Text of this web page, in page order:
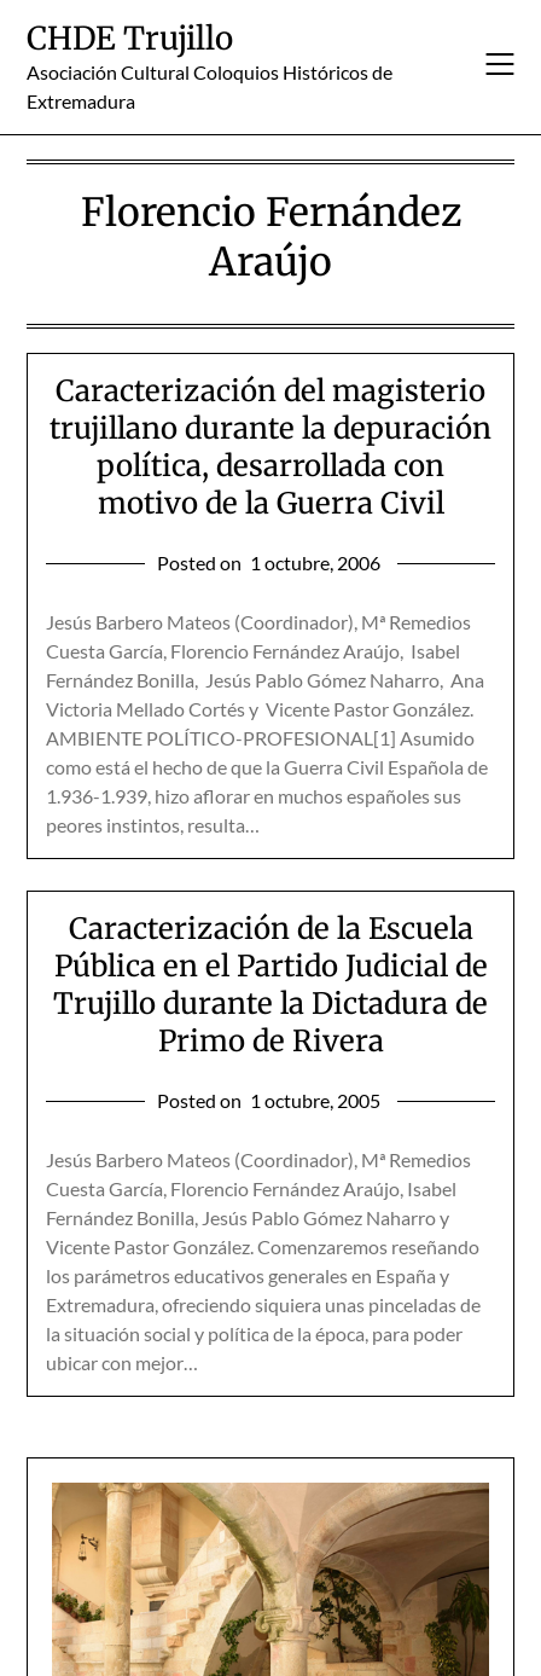
content
CHDE Trujillo
Asociación Cultural Coloquios Históricos de
Extremadura
Florencio Fernández
Araújo
Caracterización del magisterio
trujillano durante la depuración
política, desarrollada con
motivo de la Guerra Civil
Posted on 1 octubre, 2006
Jesús Barbero Mateos (Coordinador), Mª Remedios
Cuesta García, Florencio Fernández Araújo, Isabel
Fernández Bonilla, Jesús Pablo Gómez Naharro, Ana
Victoria Mellado Cortés y Vicente Pastor González.
AMBIENTE POLÍTICO-PROFESIONAL[1] Asumido
como está el hecho de que la Guerra Civil Española de
1.936-1.939, hizo aflorar en muchos españoles sus
peores instintos, resulta…
Caracterización de la Escuela
Pública en el Partido Judicial de
Trujillo durante la Dictadura de
Primo de Rivera
Posted on 1 octubre, 2005
Jesús Barbero Mateos (Coordinador), Mª Remedios
Cuesta García, Florencio Fernández Araújo, Isabel
Fernández Bonilla, Jesús Pablo Gómez Naharro y
Vicente Pastor González. Comenzaremos reseñando
los parámetros educativos generales en España y
Extremadura, ofreciendo siquiera unas pinceladas de
la situación social y política de la época, para poder
ubicar con mejor…